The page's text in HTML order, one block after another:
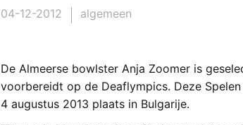
04-12-2012 algemeen
De Almeerse bowlster Anja Zoomer is
voorbereidt op de Deaflympics. Deze
4 augustus 2013 plaats in Bulgarije.